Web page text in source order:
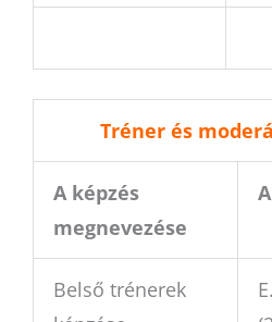
Tréner és
A képzés
megnevezése
Belső trénerek